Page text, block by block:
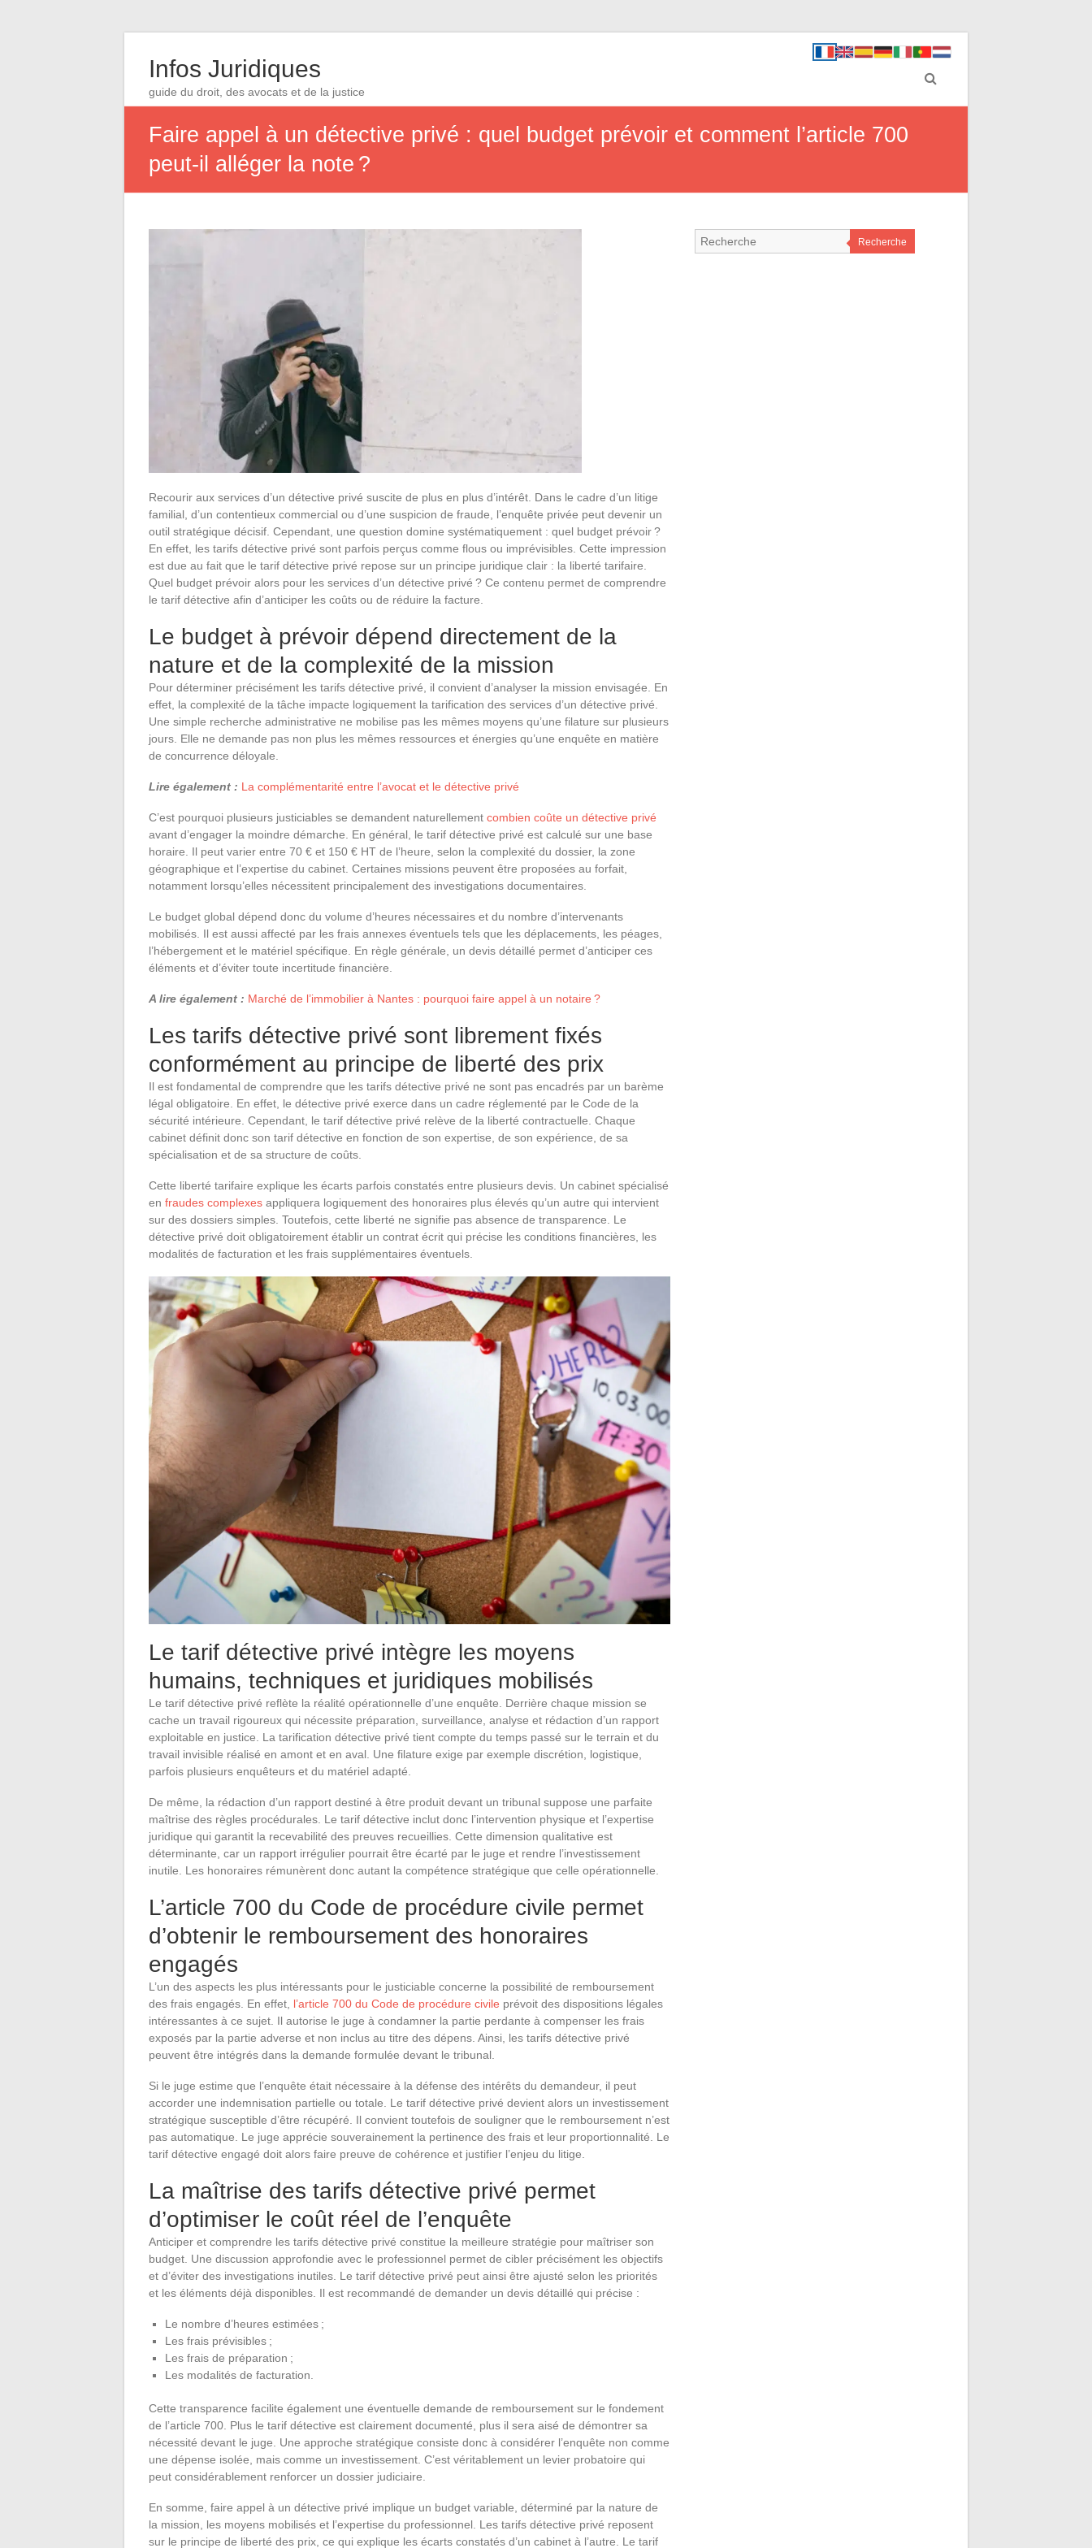
Infos Juridiques
guide du droit, des avocats et de la justice
Faire appel à un détective privé : quel budget prévoir et comment l’article 700
peut-il alléger la note ?
Recourir aux services d’un détective privé suscite de plus en plus d’intérêt. Dans le cadre d’un litige
familial, d’un contentieux commercial ou d’une suspicion de fraude, l’enquête privée peut devenir un
outil stratégique décisif. Cependant, une question domine systématiquement : quel budget prévoir ?
En effet, les tarifs détective privé sont parfois perçus comme flous ou imprévisibles. Cette impression
est due au fait que le tarif détective privé repose sur un principe juridique clair : la liberté tarifaire.
Quel budget prévoir alors pour les services d’un détective privé ? Ce contenu permet de comprendre
le tarif détective afin d’anticiper les coûts ou de réduire la facture.
Le budget à prévoir dépend directement de la
nature et de la complexité de la mission
Pour déterminer précisément les tarifs détective privé, il convient d’analyser la mission envisagée. En
effet, la complexité de la tâche impacte logiquement la tarification des services d’un détective privé.
Une simple recherche administrative ne mobilise pas les mêmes moyens qu’une filature sur plusieurs
jours. Elle ne demande pas non plus les mêmes ressources et énergies qu’une enquête en matière
de concurrence déloyale.
Lire également : La complémentarité entre l’avocat et le détective privé
C’est pourquoi plusieurs justiciables se demandent naturellement combien coûte un détective privé
avant d’engager la moindre démarche. En général, le tarif détective privé est calculé sur une base
horaire. Il peut varier entre 70 € et 150 € HT de l’heure, selon la complexité du dossier, la zone
géographique et l’expertise du cabinet. Certaines missions peuvent être proposées au forfait,
notamment lorsqu’elles nécessitent principalement des investigations documentaires.
Le budget global dépend donc du volume d’heures nécessaires et du nombre d’intervenants
mobilisés. Il est aussi affecté par les frais annexes éventuels tels que les déplacements, les péages,
l’hébergement et le matériel spécifique. En règle générale, un devis détaillé permet d’anticiper ces
éléments et d’éviter toute incertitude financière.
A lire également : Marché de l’immobilier à Nantes : pourquoi faire appel à un notaire ?
Les tarifs détective privé sont librement fixés
conformément au principe de liberté des prix
Il est fondamental de comprendre que les tarifs détective privé ne sont pas encadrés par un barème
légal obligatoire. En effet, le détective privé exerce dans un cadre réglementé par le Code de la
sécurité intérieure. Cependant, le tarif détective privé relève de la liberté contractuelle. Chaque
cabinet définit donc son tarif détective en fonction de son expertise, de son expérience, de sa
spécialisation et de sa structure de coûts.
Cette liberté tarifaire explique les écarts parfois constatés entre plusieurs devis. Un cabinet spécialisé
en fraudes complexes appliquera logiquement des honoraires plus élevés qu’un autre qui intervient
sur des dossiers simples. Toutefois, cette liberté ne signifie pas absence de transparence. Le
détective privé doit obligatoirement établir un contrat écrit qui précise les conditions financières, les
modalités de facturation et les frais supplémentaires éventuels.
Le tarif détective privé intègre les moyens
humains, techniques et juridiques mobilisés
Le tarif détective privé reflète la réalité opérationnelle d’une enquête. Derrière chaque mission se
cache un travail rigoureux qui nécessite préparation, surveillance, analyse et rédaction d’un rapport
exploitable en justice. La tarification détective privé tient compte du temps passé sur le terrain et du
travail invisible réalisé en amont et en aval. Une filature exige par exemple discrétion, logistique,
parfois plusieurs enquêteurs et du matériel adapté.
De même, la rédaction d’un rapport destiné à être produit devant un tribunal suppose une parfaite
maîtrise des règles procédurales. Le tarif détective inclut donc l’intervention physique et l’expertise
juridique qui garantit la recevabilité des preuves recueillies. Cette dimension qualitative est
déterminante, car un rapport irrégulier pourrait être écarté par le juge et rendre l’investissement
inutile. Les honoraires rémunèrent donc autant la compétence stratégique que celle opérationnelle.
L’article 700 du Code de procédure civile permet
d’obtenir le remboursement des honoraires
engagés
L’un des aspects les plus intéressants pour le justiciable concerne la possibilité de remboursement
des frais engagés. En effet, l’article 700 du Code de procédure civile prévoit des dispositions légales
intéressantes à ce sujet. Il autorise le juge à condamner la partie perdante à compenser les frais
exposés par la partie adverse et non inclus au titre des dépens. Ainsi, les tarifs détective privé
peuvent être intégrés dans la demande formulée devant le tribunal.
Si le juge estime que l’enquête était nécessaire à la défense des intérêts du demandeur, il peut
accorder une indemnisation partielle ou totale. Le tarif détective privé devient alors un investissement
stratégique susceptible d’être récupéré. Il convient toutefois de souligner que le remboursement n’est
pas automatique. Le juge apprécie souverainement la pertinence des frais et leur proportionnalité. Le
tarif détective engagé doit alors faire preuve de cohérence et justifier l’enjeu du litige.
La maîtrise des tarifs détective privé permet
d’optimiser le coût réel de l’enquête
Anticiper et comprendre les tarifs détective privé constitue la meilleure stratégie pour maîtriser son
budget. Une discussion approfondie avec le professionnel permet de cibler précisément les objectifs
et d’éviter des investigations inutiles. Le tarif détective privé peut ainsi être ajusté selon les priorités
et les éléments déjà disponibles. Il est recommandé de demander un devis détaillé qui précise :
Le nombre d’heures estimées ;
Les frais prévisibles ;
Les frais de préparation ;
Les modalités de facturation.
Cette transparence facilite également une éventuelle demande de remboursement sur le fondement
de l’article 700. Plus le tarif détective est clairement documenté, plus il sera aisé de démontrer sa
nécessité devant le juge. Une approche stratégique consiste donc à considérer l’enquête non comme
une dépense isolée, mais comme un investissement. C’est véritablement un levier probatoire qui
peut considérablement renforcer un dossier judiciaire.
En somme, faire appel à un détective privé implique un budget variable, déterminé par la nature de
la mission, les moyens mobilisés et l’expertise du professionnel. Les tarifs détective privé reposent
sur le principe de liberté des prix, ce qui explique les écarts constatés d’un cabinet à l’autre. Le tarif
Recherche